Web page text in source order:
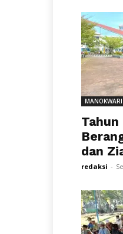
MANOKWARI
dan
redaksi -